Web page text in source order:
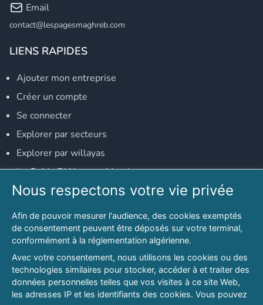
Email
contact@lespagesmaghreb.com
LIENS RAPIDES
Ajouter mon entreprise
Créer un compte
Se connecter
Explorer par secteurs
Explorer par willayas
Le Guide D'Alger, guide-alger.com
NOS RÉSEAUX SOCIAUX
Notre page Facebook
Notre page LinkedIn
Notre page Instagram
Notre page Twitter
Nous respectons votre vie privée
Afin de pouvoir mesurer l'audience, des cookies exemptés
de consentement peuvent être déposés sur votre terminal,
conformément à la réglementation algérienne.
Avec votre consentement, nous utilisons les cookies ou des
technologies similaires pour stocker, accéder à et traiter des
données personnelles telles que vos visites à ce site Web,
les adresses IP et les identifiants des cookies. Vous pouvez